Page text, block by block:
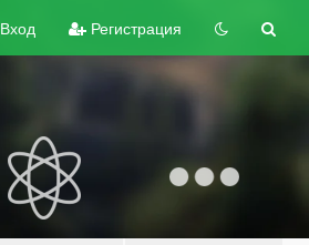
Вход Регистрация